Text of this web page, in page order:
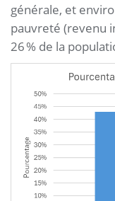
générale, et
pauvreté (revenu
26 % de la